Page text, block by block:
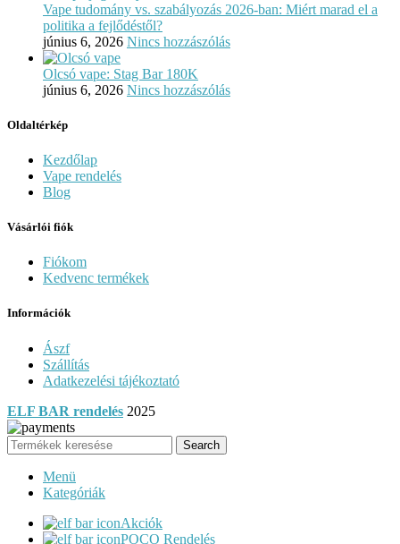
Vape tudomány vs. szabályozás 2026-ban: Miért marad el a
politika a fejlődéstől?
június 6, 2026 Nincs hozzászólás
Olcsó vape: Stag Bar 180K
június 6, 2026 Nincs hozzászólás
Oldaltérkép
Kezdőlap
Vape rendelés
Blog
Vásárlói fiók
Fiókom
Kedvenc termékek
Információk
Ászf
Szállítás
Adatkezelési tájékoztató
ELF BAR rendelés 2025
Search
Menü
Kategóriák
Akciók
POCO Rendelés